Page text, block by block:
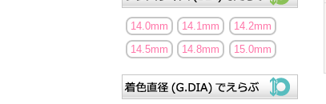
14.0mm 14.1mm
14.2mm
14.5mm
14.8mm 15.0mm